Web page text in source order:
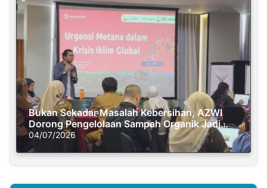
Bukan Sekadar Masalah Kebersihan, AZWI
Dorong Pengelolaan Sampah Organik Jadi
Solusi Krisis Iklim
04/07/2026